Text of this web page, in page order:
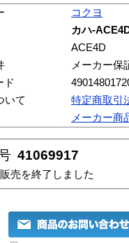
コクヨ
カハ-
ACE4D
メーカー保
ド
いて
特定商取引
メーカー商
41069917
売を終了しました